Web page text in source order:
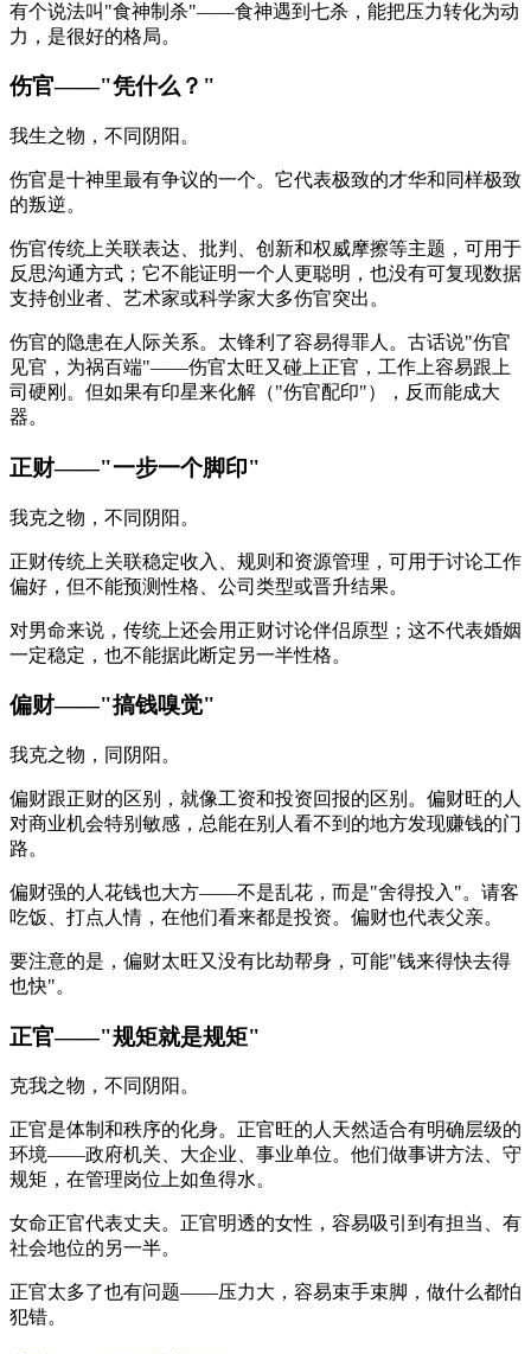
有个说法叫"食神制杀"——食神遇到七杀，能把压力转化为动
力，是很好的格局。
伤官——"凭什么？"
我生之物，不同阴阳。
伤官是十神里最有争议的一个。它代表极致的才华和同样极致
的叛逆。
伤官传统上关联表达、批判、创新和权威摩擦等主题，可用于
反思沟通方式；它不能证明一个人更聪明，也没有可复现数据
支持创业者、艺术家或科学家大多伤官突出。
伤官的隐患在人际关系。太锋利了容易得罪人。古话说"伤官
见官，为祸百端"——伤官太旺又碰上正官，工作上容易跟上
司硬刚。但如果有印星来化解（"伤官配印"），反而能成大
器。
正财——"一步一个脚印"
我克之物，不同阴阳。
正财传统上关联稳定收入、规则和资源管理，可用于讨论工作
偏好，但不能预测性格、公司类型或晋升结果。
对男命来说，传统上还会用正财讨论伴侣原型；这不代表婚姻
一定稳定，也不能据此断定另一半性格。
偏财——"搞钱嗅觉"
我克之物，同阴阳。
偏财跟正财的区别，就像工资和投资回报的区别。偏财旺的人
对商业机会特别敏感，总能在别人看不到的地方发现赚钱的门
路。
偏财强的人花钱也大方——不是乱花，而是"舍得投入"。请客
吃饭、打点人情，在他们看来都是投资。偏财也代表父亲。
要注意的是，偏财太旺又没有比劫帮身，可能"钱来得快去得
也快"。
正官——"规矩就是规矩"
克我之物，不同阴阳。
正官是体制和秩序的化身。正官旺的人天然适合有明确层级的
环境——政府机关、大企业、事业单位。他们做事讲方法、守
规矩，在管理岗位上如鱼得水。
女命正官代表丈夫。正官明透的女性，容易吸引到有担当、有
社会地位的另一半。
正官太多了也有问题——压力大，容易束手束脚，做什么都怕
犯错。